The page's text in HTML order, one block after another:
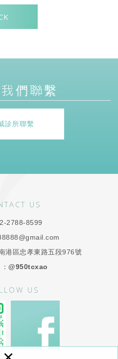
們聯繫
診所聯繫
US
2788-8599
港區忠孝東路五段976號
@950tcxao
US